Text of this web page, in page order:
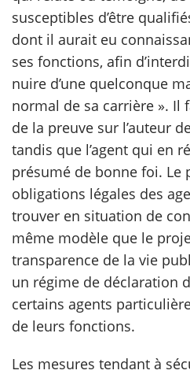
susceptibles d’être
dont il aurait eu
ses fonctions, afin
nuire d’une quelconque
normal de sa carrière ». Il
de la preuve sur l’auteur
tandis que l’agent qui en
présumé de bonne foi. Le
obligations légales des
trouver en situation de
même modèle que le
transparence de la vie
un régime de déclaration
certains agents
de leurs fonctions.
Les mesures tendant à